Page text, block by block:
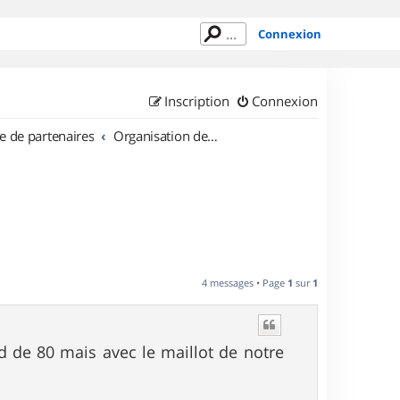
Connexion
Connexion
Inscription
de partenaires Organisation de sorties en région Bretagne
4 messages • Page 1 sur 1
de 80 mais avec le maillot de notre